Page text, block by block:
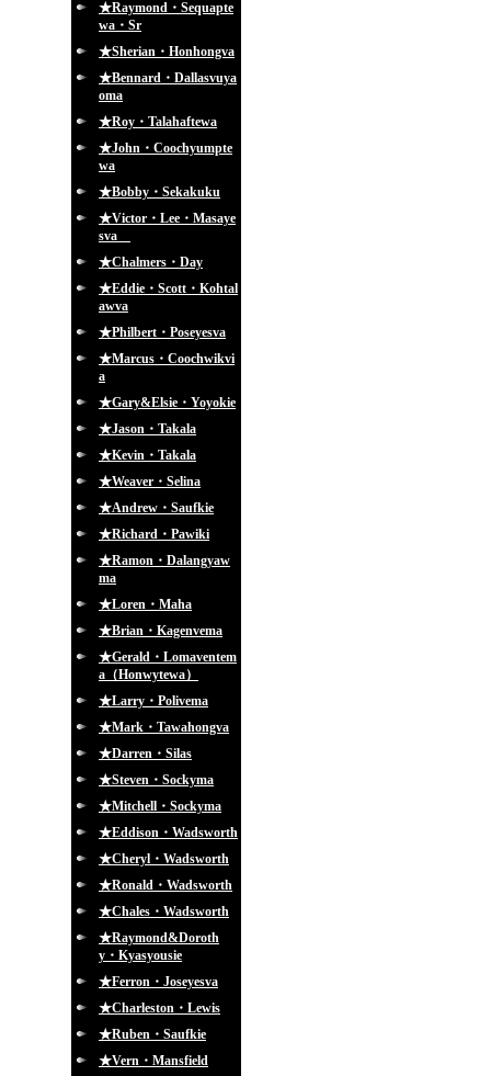
★Raymond・Sequapte
wa・Sr
★Sherian・Honhongva
★Bennard・Dallasvuya
oma
★Roy・Talahaftewa
★John・Coochyumpte
wa
★Bobby・Sekakuku
★Victor・Lee・Masaye
sva
★Chalmers・Day
★Eddie・Scott・Kohtal
awva
★Philbert・Poseyesva
★Marcus・Coochwikvi
a
★Gary&Elsie・Yoyokie
★Jason・Takala
★Kevin・Takala
★Weaver・Selina
★Andrew・Saufkie
★Richard・Pawiki
★Ramon・Dalangyaw
ma
★Loren・Maha
★Brian・Kagenvema
★Gerald・Lomaventem
a（Honwytewa）
★Larry・Polivema
★Mark・Tawahongva
★Darren・Silas
★Steven・Sockyma
★Mitchell・Sockyma
★Eddison・Wadsworth
★Cheryl・Wadsworth
★Ronald・Wadsworth
★Chales・Wadsworth
★Raymond&Doroth
y・Kyasyousie
★Ferron・Joseyesva
★Charleston・Lewis
★Ruben・Saufkie
★Vern・Mansfield